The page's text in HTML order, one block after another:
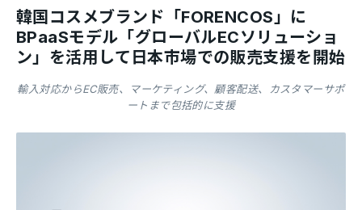
韓国コスメブランド「FORENCOS」に
BPaaSモデル「グローバルECソリューショ
ン」を活用して日本市場での販売支援を開始
輸入対応からEC販売、マーケティング、顧客配送、カスタマーサポ
ートまで包括的に支援